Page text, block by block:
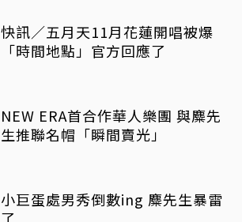
快訊／五月天11月花蓮開唱被爆
「時間地點」官方回應了
NEW ERA首合作華人樂團 與麋先
生推聯名帽「瞬間賣光」
小巨蛋處男秀倒數ing 麋先生暴雷